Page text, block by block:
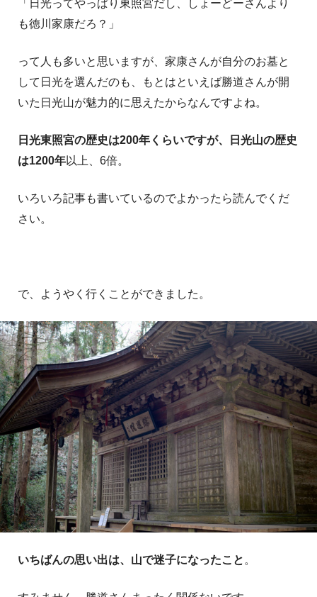
「日光ってやっぱり東照宮だし、しょーどーさんより
も徳川家康だろ？」
って人も多いと思いますが、家康さんが自分のお墓と
して日光を選んだのも、もとはといえば勝道さんが開
いた日光山が魅力的に思えたからなんですよね。
日光東照宮の歴史は200年くらいですが、日光山の歴史
は1200年以上、6倍。
いろいろ記事も書いているのでよかったら読んでくだ
さい。
で、ようやく行くことができました。
いちばんの思い出は、山で迷子になったこと 。